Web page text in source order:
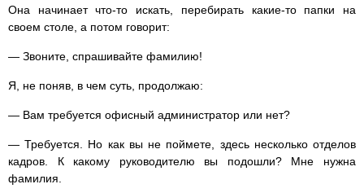
Она начинает что-то искать, перебирать какие-то папки на
своем столе, а потом говорит:
— Звоните, спрашивайте фамилию!
Я, не поняв, в чем суть, продолжаю:
— Вам требуется офисный администратор или нет?
— Требуется. Но как вы не поймете, здесь несколько отделов
кадров. К какому руководителю вы подошли? Мне нужна
фамилия.